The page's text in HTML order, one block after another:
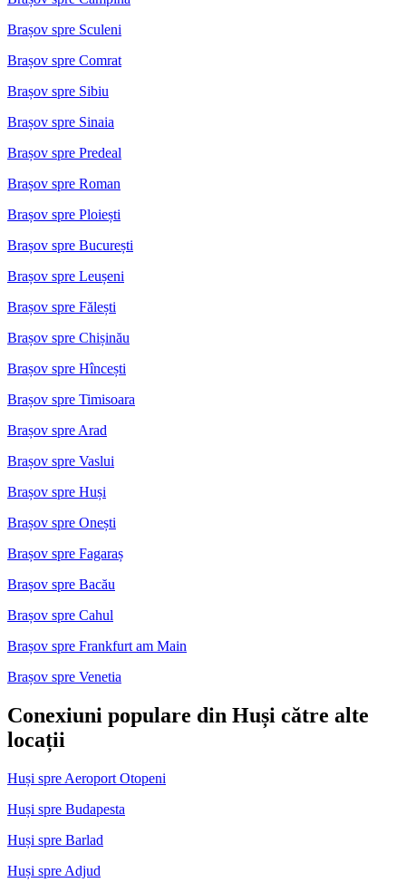
Brașov spre Sculeni
Brașov spre Comrat
Brașov spre Sibiu
Brașov spre Sinaia
Brașov spre Predeal
Brașov spre Roman
Brașov spre Ploiești
Brașov spre București
Brașov spre Leușeni
Brașov spre Fălești
Brașov spre Chișinău
Brașov spre Hîncești
Brașov spre Timisoara
Brașov spre Arad
Brașov spre Vaslui
Brașov spre Huși
Brașov spre Onești
Brașov spre Fagaraș
Brașov spre Bacău
Brașov spre Cahul
Brașov spre Frankfurt am Main
Brașov spre Venetia
Conexiuni populare din Huși către alte
locații
Huși spre Aeroport Otopeni
Huși spre Budapesta
Huși spre Barlad
Huși spre Adjud